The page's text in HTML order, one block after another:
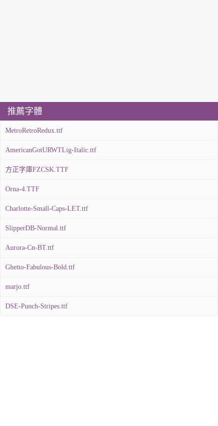
推薦字體
MetroRetroRedux.ttf
AmericanGotURWTLig-Italic.ttf
方正字庫FZCSK.TTF
Orna-4.TTF
Charlotte-Small-Caps-LET.ttf
SlipperDB-Normal.ttf
Aurora-Cn-BT.ttf
Ghetto-Fabulous-Bold.ttf
marjo.ttf
DSE-Punch-Stripes.ttf